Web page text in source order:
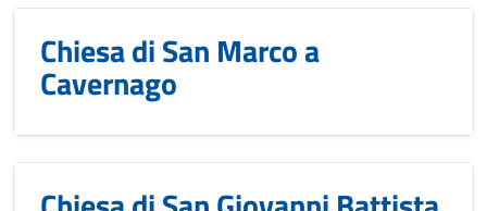
Chiesa di San Marco a
Cavernago